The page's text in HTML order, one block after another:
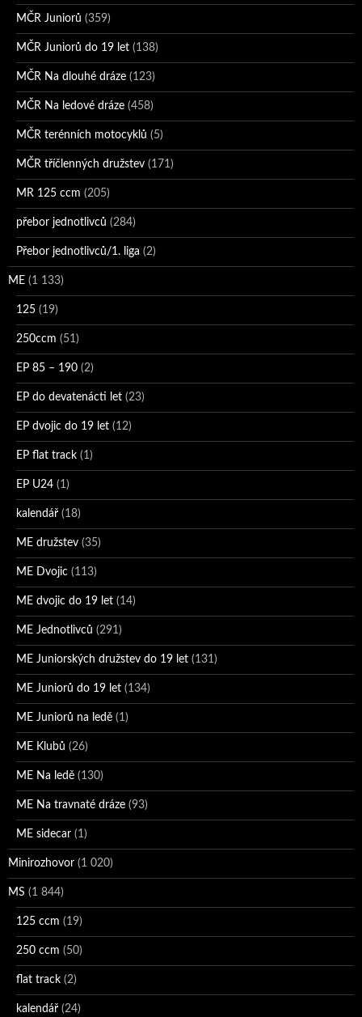
MČR Juniorů (359)
MČR Juniorů do 19 let (138)
MČR Na dlouhé dráze (123)
MČR Na ledové dráze (458)
MČR terénních motocyklů (5)
MČR tříčlenných družstev (171)
MR 125 ccm (205)
přebor jednotlivců (284)
Přebor jednotlivců/1. liga (2)
ME (1 133)
125 (19)
250ccm (51)
EP 85 – 190 (2)
EP do devatenácti let (23)
EP dvojic do 19 let (12)
EP flat track (1)
EP U24 (1)
kalendář (18)
ME družstev (35)
ME Dvojic (113)
ME dvojic do 19 let (14)
ME Jednotlivců (291)
ME Juniorských družstev do 19 let (131)
ME Juniorů do 19 let (134)
ME Juniorů na ledě (1)
ME Klubů (26)
ME Na ledě (130)
ME Na travnaté dráze (93)
ME sidecar (1)
Minirozhovor (1 020)
MS (1 844)
125 ccm (19)
250 ccm (50)
flat track (2)
kalendář (24)